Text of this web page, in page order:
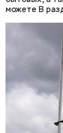
можете В